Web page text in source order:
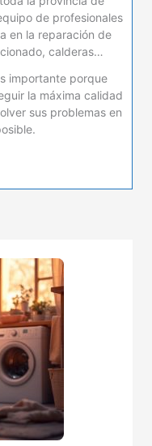
de profesionales
en la reparación de
calderas…
importante porque
la máxima calidad
sus problemas en